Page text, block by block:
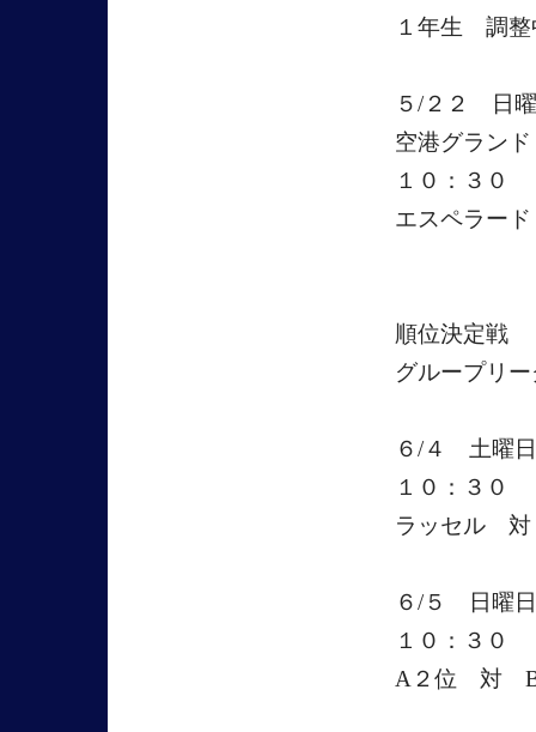
１年生 調整
５/２２ 日
空港グランド
１０：３０
エスペラー
順位決定戦
グループリ
６/４ 土曜日
１０：３０
ラッセル
６/５ 日曜日
１０：３０
A２位 対